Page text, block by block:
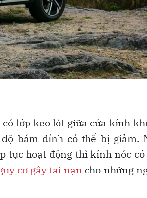
lớp keo lót giữa cửa kính
bám dính có thể bị giảm.
tục hoạt động thì kính nóc có
cơ gây tai nạn cho những